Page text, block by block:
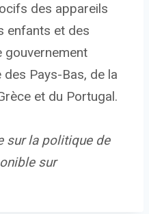
des appareils
enfants et des
gouvernement
des Pays-Bas, de la
et du Portugal.
sur la politique de
sur